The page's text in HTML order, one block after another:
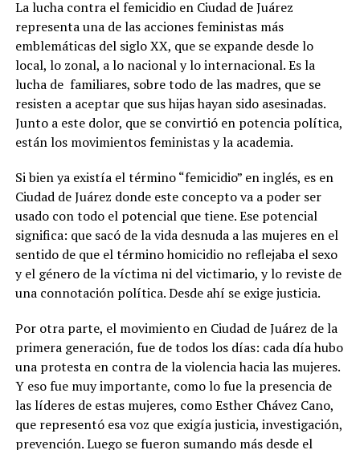
La lucha contra el femicidio en Ciudad de Juárez
representa una de las acciones feministas más
emblemáticas del siglo XX, que se expande desde lo
local, lo zonal, a lo nacional y lo internacional. Es la
lucha de familiares, sobre todo de las madres, que se
resisten a aceptar que sus hijas hayan sido asesinadas.
Junto a este dolor, que se convirtió en potencia política,
están los movimientos feministas y la academia.
Si bien ya existía el término “femicidio” en inglés, es en
Ciudad de Juárez donde este concepto va a poder ser
usado con todo el potencial que tiene. Ese potencial
significa: que sacó de la vida desnuda a las mujeres en el
sentido de que el término homicidio no reflejaba el sexo
y el género de la víctima ni del victimario, y lo reviste de
una connotación política. Desde ahí se exige justicia.
Por otra parte, el movimiento en Ciudad de Juárez de la
primera generación, fue de todos los días: cada día hubo
una protesta en contra de la violencia hacia las mujeres.
Y eso fue muy importante, como lo fue la presencia de
las líderes de estas mujeres, como Esther Chávez Cano,
que representó esa voz que exigía justicia, investigación,
prevención. Luego se fueron sumando más desde el